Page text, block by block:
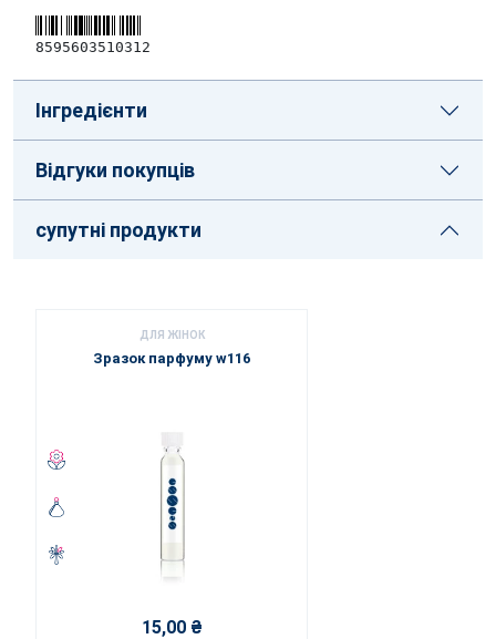
8595603510312
Інгредієнти
Відгуки покупців
супутні продукти
ДЛЯ ЖІНОК
Зразок парфуму w116
15,00 ₴